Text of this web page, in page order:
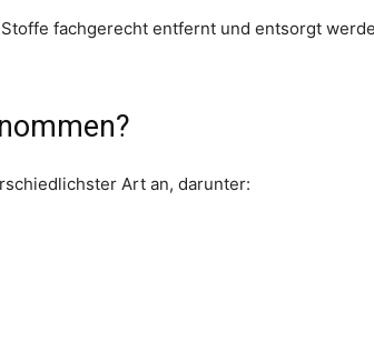
fachgerecht entfernt und entsorgt
Art an, darunter: